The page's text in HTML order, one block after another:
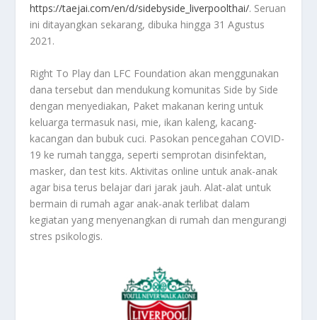
https://taejai.com/en/d/sidebyside_liverpoolthai/. Seruan
ini ditayangkan sekarang, dibuka hingga 31 Agustus
2021.
Right To Play dan LFC Foundation akan menggunakan
dana tersebut dan mendukung komunitas Side by Side
dengan menyediakan, Paket makanan kering untuk
keluarga termasuk nasi, mie, ikan kaleng, kacang-
kacangan dan bubuk cuci. Pasokan pencegahan COVID-
19 ke rumah tangga, seperti semprotan disinfektan,
masker, dan test kits. Aktivitas online untuk anak-anak
agar bisa terus belajar dari jarak jauh. Alat-alat untuk
bermain di rumah agar anak-anak terlibat dalam
kegiatan yang menyenangkan di rumah dan mengurangi
stres psikologis.